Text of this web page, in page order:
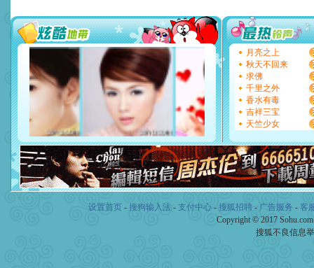
[圣诞节]不只这样的日子才
能正大光明地骚扰你,告诉
天都要快乐噢!
[圣诞节]奉上一颗祝福的心,
如意,快乐,鲜花,一切美好
[元旦]
看到你我会触电；
断电。爱你是我职业，想
你是我专业！水晶之恋祝你
[元旦]
如果上天让我许三
起；二是再生再世和你在
离。水晶之恋祝你新年快乐
[元旦]当我狠下心扭头离去
泣，这痛楚让我明白我多
卖了。水晶之恋祝你新年快
[春节]风柔雨润好月圆，半
颜！冬去春来似水如烟，
道一声平安！新年吉祥万事
[春节]传说薰衣草有四片叶
片叶子是希望，第三片叶
月亮之上
秋天不回来
求佛
千里之外
香水有毒
吉祥三宝
天竺少女
设置首页 - 搜狗输入法 - 支付中心- 搜狐招聘- 广告服务 - 客
Copyright © 2017
搜狐不良信息